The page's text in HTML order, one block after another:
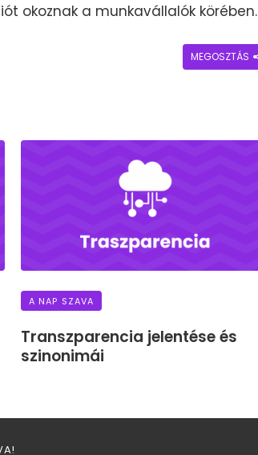
okoznak a munkavállalók körében.
MEGOSZTÁS
A NAP SZAVA
Transzparencia jelentése és
szinonimái